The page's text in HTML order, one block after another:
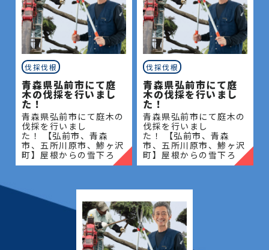
伐採伐根
青森県弘前市にて庭
木の伐採を行いまし
た！
青森県弘前市にて庭木の
伐採を行いまし
た！ 【弘前市、青森
市、五所川原市、鯵ヶ沢
町】屋根からの雪下ろ
し・除雪・排雪などの作
定・草刈りなどのお庭の
こと、造園・
伐採伐根
青森県弘前市にて庭
木の伐採を行いまし
た！
青森県弘前市にて庭木の
伐採を行いまし
た！ 【弘前市、青森
市、五所川原市、鯵ヶ沢
町】屋根からの雪下ろ
し・除雪・排雪などの作
定・草刈りなどのお庭の
こと、造園・